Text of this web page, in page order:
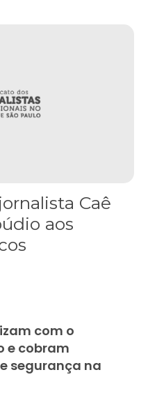
Caê
aos
com o
e cobram
segurança na